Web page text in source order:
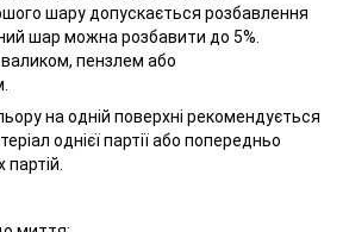
шару допускається розбавлення
шар можна розбавити до 5%.
пензлем або
на одній поверхні рекомендується
однієї партії або попередньо